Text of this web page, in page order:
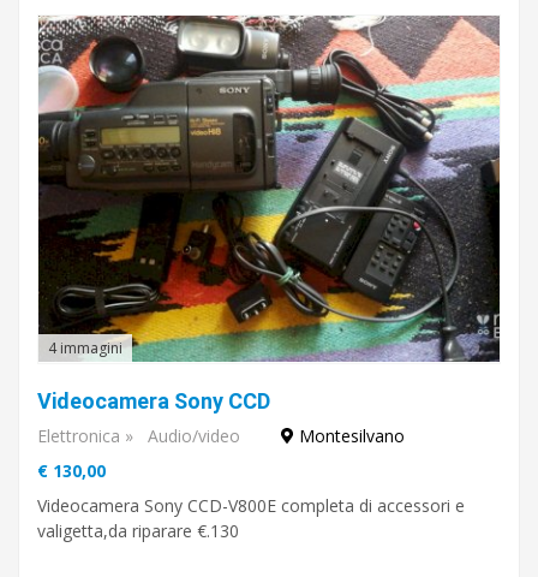
4 immagini
Videocamera Sony CCD
Elettronica » Audio/video
Montesilvano
€ 130,00
Videocamera Sony CCD-V800E completa di accessori e
valigetta,da riparare €.130